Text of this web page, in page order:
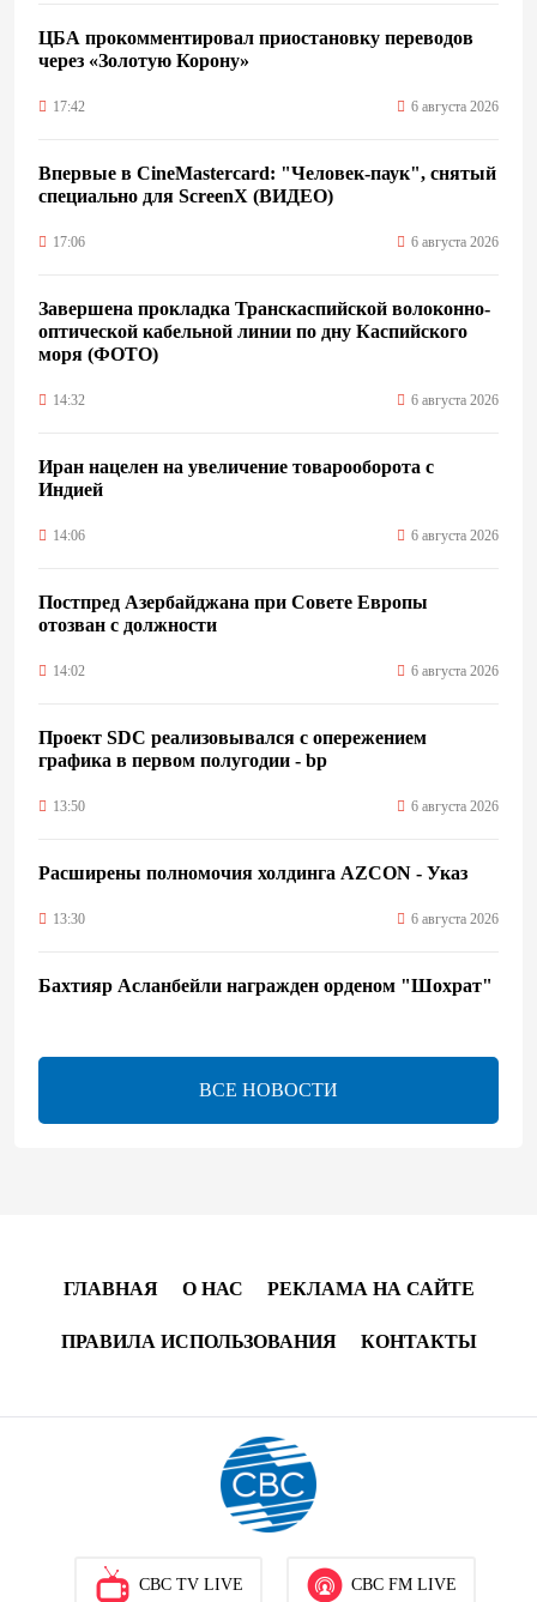
ЦБА прокомментировал приостановку переводов
через «Золотую Корону»
17:42 6 августа 2026
Впервые в CineMastercard: "Человек-паук", снятый
специально для ScreenX (ВИДЕО)
17:06 6 августа 2026
Завершена прокладка Транскаспийской волоконно-
оптической кабельной линии по дну Каспийского
моря (ФОТО)
14:32 6 августа 2026
Иран нацелен на увеличение товарооборота с
Индией
14:06 6 августа 2026
Постпред Азербайджана при Совете Европы
отозван с должности
14:02 6 августа 2026
Проект SDC реализовывался с опережением
графика в первом полугодии - bp
13:50 6 августа 2026
Расширены полномочия холдинга AZCON - Указ
13:30 6 августа 2026
Бахтияр Асланбейли награжден орденом "Шохрат"
13:26 6 августа 2026
bp о ходе строительства солнечной электростанции
Азербайджан непродовольственными товарами
Армении объявлено окончательное решение
Цены на азербайджанскую нефть изменились
ВСЕ НОВОСТИ
ГЛАВНАЯ О НАС РЕКЛАМА НА САЙТЕ
ПРАВИЛА ИСПОЛЬЗОВАНИЯ КОНТАКТЫ
CBC TV LIVE CBC FM LIVE